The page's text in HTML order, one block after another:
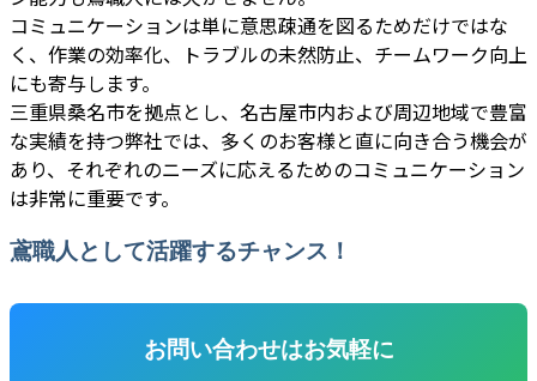
コミュニケーションは単に意思疎通を図るためだけではな
く、作業の効率化、トラブルの未然防止、チームワーク向上
にも寄与します。
三重県桑名市を拠点とし、名古屋市内および周辺地域で豊富
な実績を持つ弊社では、多くのお客様と直に向き合う機会が
あり、それぞれのニーズに応えるためのコミュニケーション
は非常に重要です。
鳶職人として活躍するチャンス！
お問い合わせはお気軽に